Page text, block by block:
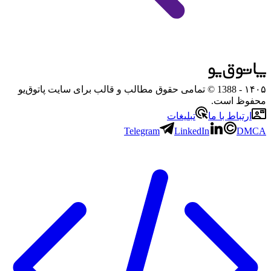
۱۴۰۵
- 1388 © تمامی حقوق مطالب و قالب برای سایت پاتوق‌یو
محفوظ است.
ارتباط با ما
تبلیغات
Telegram
LinkedIn DMCA